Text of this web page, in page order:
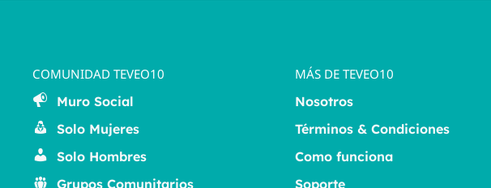
COMUNIDAD TEVEO10
Muro Social
Solo Mujeres
Solo Hombres
Grupos Comunitarios
MÁS DE TEVEO10
Nosotros
Términos & Condiciones
Como funciona
Soporte